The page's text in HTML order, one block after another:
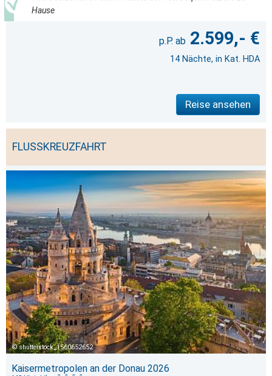
Hause
2.599,- €
14 Nächte, in Kat. HDA
Reise ansehen
FLUSSKREUZFAHRT
shutterstock_1560652652
Kaisermetropolen an der Donau 2026